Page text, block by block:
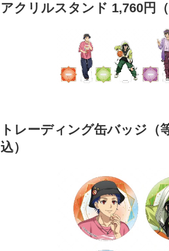
アクリルスタンド 1,760円（
トレーディング缶バッジ（
込）